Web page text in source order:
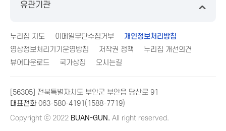
유관기관
누리집 지도 이메일무단수집거부
개인정보처리방침
영상정보처리기기운영방침
저작권 정책
누리집 개선의견
뷰어다운로드
국가상징 오시는길
[56305] 전북특별자치도 부안군 부안읍 당산로 91
대표전화063-580-4191(1588-7719)
Copyright ⓒ 2022 BUAN-GUN. All right reserved.